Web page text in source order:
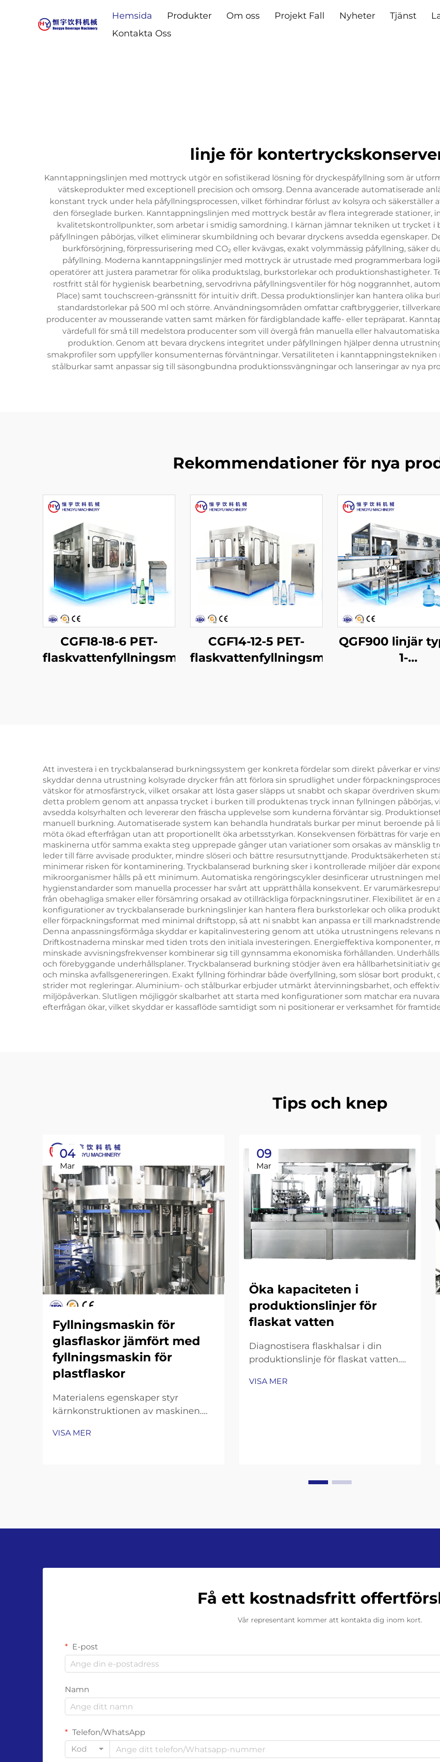
Hemsida Produkter Om oss Projekt Fall Nyheter Tjänst
Kontakta Oss
linje för
Kanntappningslinjen med mottryck utgör en sofistikerad lösning för dryckespåfyllning som är
vätskeprodukter med exceptionell precision och omsorg. Denna avancerade automatiserade
konstant tryck under hela påfyllningsprocessen, vilket förhindrar förlust av kolsyra och
den förseglade burken. Kanntappningslinjen med mottryck består av flera integrerade stationer,
kvalitetskontrollpunkter, som arbetar i smidig samordning. I kärnan jämnar tekniken ut trycket
påfyllningen påbörjas, vilket eliminerar skumbildning och bevarar dryckens avsedda egenskaper.
burkförsörjning, förpressurisering med CO₂ eller kvävgas, exakt volymmässig påfyllning, säker
påfyllning. Moderna kanntappningslinjer med mottryck är utrustade med programmerbara
operatörer att justera parametrar för olika produktslag, burkstorlekar och produktionshastigheter.
rostfritt stål för hygienisk bearbetning, servodrivna påfyllningsventiler för hög noggrannhet,
Place) samt touchscreen-gränssnitt för intuitiv drift. Dessa produktionslinjer kan hantera olika
standardstorlekar på 500 ml och större. Användningsområden omfattar craftbryggerier,
producenter av mousserande vatten samt märken för färdigblandade kaffe- eller tepräparat.
värdefull för små till medelstora producenter som vill övergå från manuella eller
produktion. Genom att bevara dryckens integritet under påfyllningen hjälper denna
smakprofiler som uppfyller konsumenternas förväntningar. Versatiliteten i
stålburkar samt anpassar sig till säsongbundna produktionssvängningar och lanseringar av nya
Rekommendationer för nya
CGF18-18-6 PET-
flaskvattenfyllningsmaskin
CGF14-12-5 PET-
flaskvattenfyllningsmaskin
QGF900 linjär
1-
Att investera i en tryckbalanserad burkningssystem ger konkreta fördelar som direkt påverkar er
skyddar denna utrustning kolsyrade drycker från att förlora sin sprudlighet under
vätskor för atmosfärstryck, vilket orsakar att lösta gaser släpps ut snabbt och skapar överdriven
detta problem genom att anpassa trycket i burken till produktenas tryck innan fyllningen påbörjas,
avsedda kolsyrhalten och levererar den fräscha upplevelse som kunderna förväntar sig.
manuell burkning. Automatiserade system kan behandla hundratals burkar per minut beroende på
möta ökad efterfrågan utan att proportionellt öka arbetsstyrkan. Konsekvensen förbättras för varje
maskinerna utför samma exakta steg upprepade gånger utan variationer som orsakas av mänsklig
leder till färre avvisade produkter, mindre slöseri och bättre resursutnyttjande. Produktsäkerheten
minimerar risken för kontaminering. Tryckbalanserad burkning sker i kontrollerade miljöer där
mikroorganismer hålls på ett minimum. Automatiska rengöringscykler desinficerar utrustningen
hygienstandarder som manuella processer har svårt att upprätthålla konsekvent. Er
från obehagliga smaker eller försämring orsakad av otillräckliga förpackningsrutiner. Flexibilitet är
konfigurationer av tryckbalanserade burkningslinjer kan hantera flera burkstorlekar och olika
eller förpackningsformat med minimal driftstopp, så att ni snabbt kan anpassa er till
Denna anpassningsförmåga skyddar er kapitalinvestering genom att utöka utrustningens relevans
Driftkostnaderna minskar med tiden trots den initiala investeringen. Energieffektiva komponenter,
minskade avvisningsfrekvenser kombinerar sig till gynnsamma ekonomiska förhållanden.
och förebyggande underhållsplaner. Tryckbalanserad burkning stödjer även era hållbarhetsinitiativ
och minska avfallsgenereringen. Exakt fyllning förhindrar både överfyllning, som slösar bort
strider mot regleringar. Aluminium- och stålburkar erbjuder utmärkt återvinningsbarhet, och
miljöpåverkan. Slutligen möjliggör skalbarhet att starta med konfigurationer som matchar era
efterfrågan ökar, vilket skyddar er kassaflöde samtidigt som ni positionerar er verksamhet för
Tips och knep
04
Mar
Fyllningsmaskin för
glasflaskor jämfört med
fyllningsmaskin för
plastflaskor
Materialens egenskaper styr
kärnkonstruktionen av maskinen.
varför fyllningsmaskiner för
VISA MER
09
Mar
Öka kapaciteten i
produktionslinjer för
flaskat vatten
Diagnostisera flaskhalsar i din
produktionslinje för flaskat vatten.
genomströmningsluckor:
VISA MER
Få ett kostnadsfritt
Vår representant kommer att kontakta dig inom kort.
E-post
Namn
Telefon/WhatsApp
Kod